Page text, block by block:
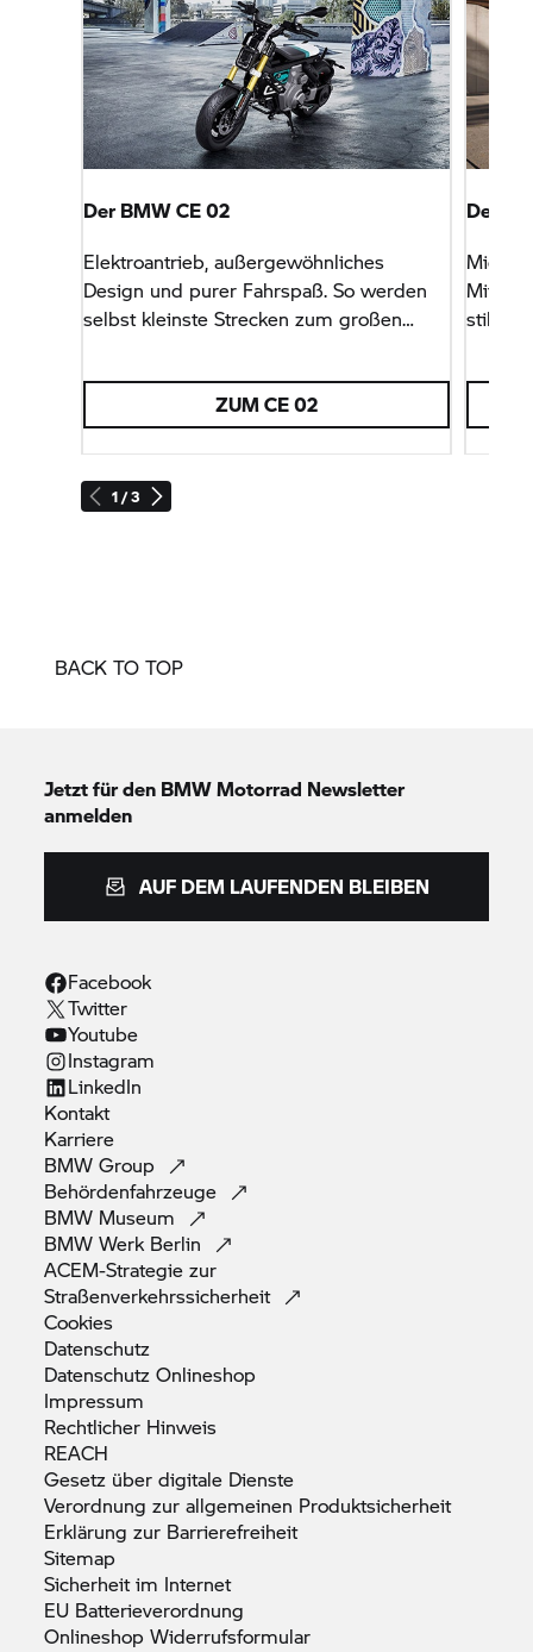
1 / 3
Der BMWCE 02
Elektroantrieb, außergewöhnliches
Design und purer Fahrspaß. So werden
selbst kleinste Strecken zum großen
ZUMCE 02
Der
Mit
stilvoll
BACK TO TOP
Jetzt für den BMW Motorrad Newsletter
anmelden
AUF DEM LAUFENDEN BLEIBEN
Facebook
Twitter
Youtube
Instagram
LinkedIn
Kontakt
Karriere
BMWGroup
Behördenfahrzeuge
BMW Museum
BMW Werk Berlin
ACEM-Strategie zur
Straßenverkehrssicherheit
Cookies
Datenschutz
DatenschutzOnlineshop
Impressum
Rechtlicher Hinweis
REACH
Gesetz über digitale Dienste
Verordnung zur allgemeinen Produktsicherheit
Erklärung zur Barrierefreiheit
Sitemap
Sicherheit im Internet
EU Batterieverordnung
OnlineshopWiderrufsformular